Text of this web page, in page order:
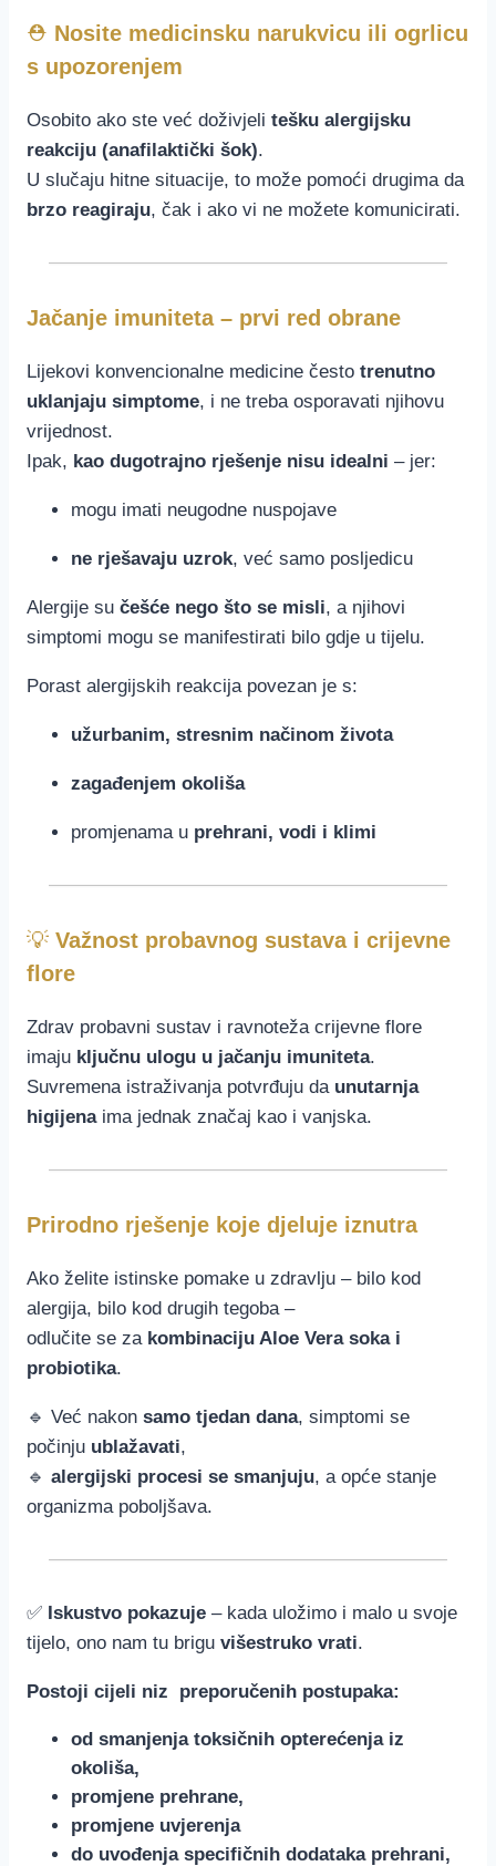
⛑️ Nosite medicinsku narukvicu ili ogrlicu
s upozorenjem
Osobito ako ste već doživjeli tešku alergijsku
reakciju (anafilaktički šok).
U slučaju hitne situacije, to može pomoći drugima da
brzo reagiraju, čak i ako vi ne možete komunicirati.
Jačanje imuniteta – prvi red obrane
Lijekovi konvencionalne medicine često trenutno
uklanjaju simptome, i ne treba osporavati njihovu
vrijednost.
Ipak, kao dugotrajno rješenje nisu idealni – jer:
mogu imati neugodne nuspojave
ne rješavaju uzrok, već samo posljedicu
Alergije su češće nego što se misli, a njihovi
simptomi mogu se manifestirati bilo gdje u tijelu.
Porast alergijskih reakcija povezan je s:
užurbanim, stresnim načinom života
zagađenjem okoliša
promjenama u prehrani, vodi i klimi
💡 Važnost probavnog sustava i crijevne
flore
Zdrav probavni sustav i ravnoteža crijevne flore
imaju ključnu ulogu u jačanju imuniteta.
Suvremena istraživanja potvrđuju da unutarnja
higijenaima jednak značaj kao i vanjska.
Prirodno rješenje koje djeluje iznutra
Ako želite istinske pomake u zdravlju – bilo kod
alergija, bilo kod drugih tegoba –
odlučite se za kombinaciju Aloe Vera soka i
probiotika.
🔹 Već nakon samo tjedan dana, simptomi se
počinju ublažavati,
🔹 alergijski procesi se smanjuju, a opće stanje
organizma poboljšava.
✅ Iskustvo pokazuje – kada uložimo i malo u svoje
tijelo, ono nam tu brigu višestruko vrati.
Postoji cijeli niz preporučenih postupaka:
od smanjenja toksičnih opterećenja iz
okoliša,
promjene prehrane,
promjene uvjerenja
do uvođenja specifičnih dodataka prehrani,